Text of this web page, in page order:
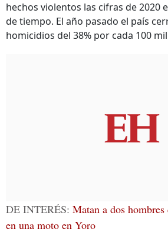
hechos violentos las cifras de 2020
de tiempo. El año pasado el país
homicidios del 38% por cada 100
DE INTERÉS: Matan a dos
en una moto en Yoro